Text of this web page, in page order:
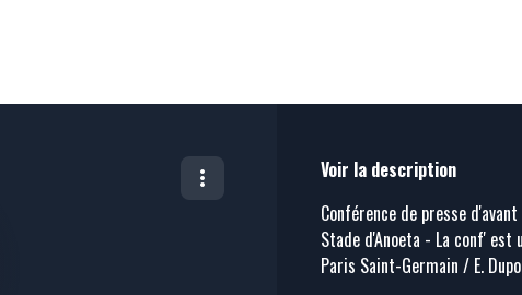
Voir la description
Conférence de presse
Stade d'Anoeta - La conf'
Paris Saint-Germain / E.